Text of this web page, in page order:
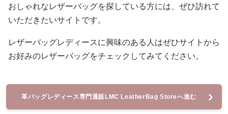
おしゃれなレザーバッグを探している方には、ぜひ訪れて
いただきたいサイトです。
レザーバッグレディースに興味のある人はぜひサイトから
お好みのレザーバッグをチェックしてみてください。
革バッグレディース専門通販LMC LeatherBag Storeへ進む